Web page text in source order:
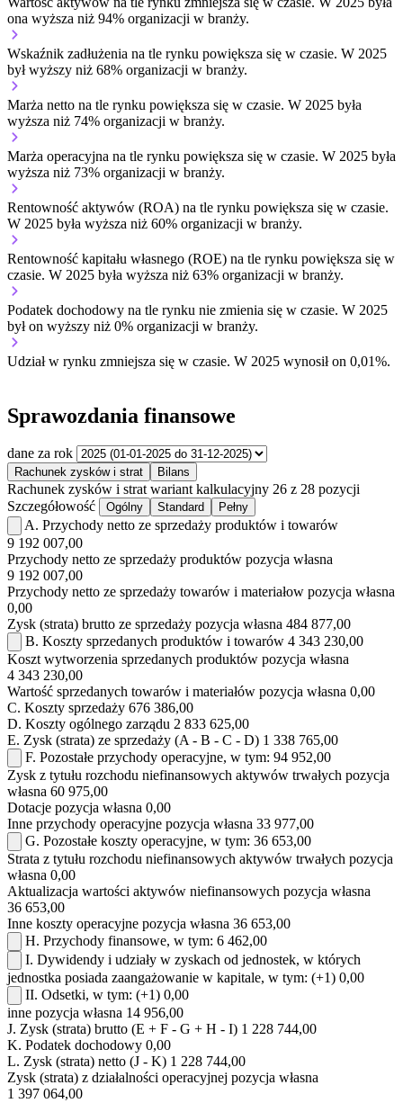
ona wyższa niż 94% organizacji w branży.
Wskaźnik zadłużenia na tle rynku powiększa się w czasie. W 2025
był wyższy niż 68% organizacji w branży.
Marża netto na tle rynku powiększa się w czasie. W 2025 była
wyższa niż 74% organizacji w branży.
Marża operacyjna na tle rynku powiększa się w czasie. W 2025 była
wyższa niż 73% organizacji w branży.
Rentowność aktywów (ROA) na tle rynku powiększa się w czasie.
W 2025 była wyższa niż 60% organizacji w branży.
Rentowność kapitału własnego (ROE) na tle rynku powiększa się w
czasie. W 2025 była wyższa niż 63% organizacji w branży.
Podatek dochodowy na tle rynku nie zmienia się w czasie. W 2025
był on wyższy niż 0% organizacji w branży.
Udział w rynku zmniejsza się w czasie. W 2025 wynosił on 0,01%.
Sprawozdania finansowe
dane za rok
Rachunek zysków i strat Bilans
Rachunek zysków i strat wariant kalkulacyjny 26 z 28 pozycji
Szczegółowość
Ogólny Standard Pełny
A. Przychody netto ze sprzedaży produktów i towarów
9 192 007,00
Przychody netto ze sprzedaży produktów pozycja własna
9 192 007,00
Przychody netto ze sprzedaży towarów i materiałow pozycja własna
0,00
Zysk (strata) brutto ze sprzedaży pozycja własna 484 877,00
B. Koszty sprzedanych produktów i towarów 4 343 230,00
Koszt wytworzenia sprzedanych produktów pozycja własna
4 343 230,00
Wartość sprzedanych towarów i materiałów pozycja własna 0,00
C. Koszty sprzedaży 676 386,00
D. Koszty ogólnego zarządu 2 833 625,00
E. Zysk (strata) ze sprzedaży (A - B - C - D) 1 338 765,00
F. Pozostałe przychody operacyjne, w tym: 94 952,00
Zysk z tytułu rozchodu niefinansowych aktywów trwałych pozycja
własna 60 975,00
Dotacje pozycja własna 0,00
Inne przychody operacyjne pozycja własna 33 977,00
G. Pozostałe koszty operacyjne, w tym: 36 653,00
Strata z tytułu rozchodu niefinansowych aktywów trwałych pozycja
własna 0,00
Aktualizacja wartości aktywów niefinansowych pozycja własna
36 653,00
Inne koszty operacyjne pozycja własna 36 653,00
H. Przychody finansowe, w tym: 6 462,00
I. Dywidendy i udziały w zyskach od jednostek, w których
jednostka posiada zaangażowanie w kapitale, w tym: (+1) 0,00
II. Odsetki, w tym: (+1) 0,00
inne pozycja własna 14 956,00
J. Zysk (strata) brutto (E + F - G + H - I) 1 228 744,00
K. Podatek dochodowy 0,00
L. Zysk (strata) netto (J - K) 1 228 744,00
Zysk (strata) z działalności operacyjnej pozycja własna
1 397 064,00